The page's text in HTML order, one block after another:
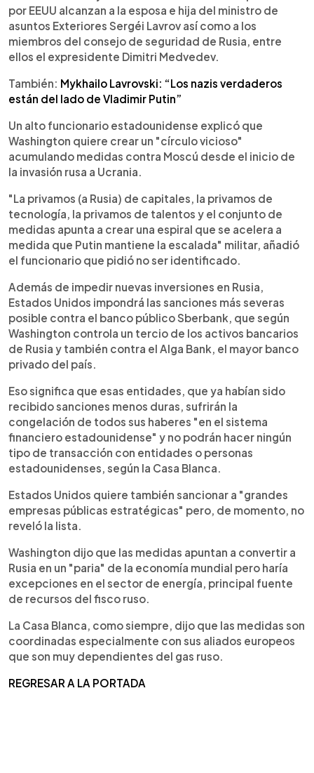
por EEUU alcanzan a la esposa e hija del ministro de
asuntos Exteriores Sergéi Lavrov así como a los
miembros del consejo de seguridad de Rusia, entre
ellos el expresidente Dimitri Medvedev.
También: Mykhailo Lavrovski: “Los nazis verdaderos
están del lado de Vladimir Putin”
Un alto funcionario estadounidense explicó que
Washington quiere crear un "círculo vicioso"
acumulando medidas contra Moscú desde el inicio de
la invasión rusa a Ucrania.
"La privamos (a Rusia) de capitales, la privamos de
tecnología, la privamos de talentos y el conjunto de
medidas apunta a crear una espiral que se acelera a
medida que Putin mantiene la escalada" militar, añadió
el funcionario que pidió no ser identificado.
Además de impedir nuevas inversiones en Rusia,
Estados Unidos impondrá las sanciones más severas
posible contra el banco público Sberbank, que según
Washington controla un tercio de los activos bancarios
de Rusia y también contra el Alga Bank, el mayor banco
privado del país.
Eso significa que esas entidades, que ya habían sido
recibido sanciones menos duras, sufrirán la
congelación de todos sus haberes "en el sistema
financiero estadounidense" y no podrán hacer ningún
tipo de transacción con entidades o personas
estadounidenses, según la Casa Blanca.
Estados Unidos quiere también sancionar a "grandes
empresas públicas estratégicas" pero, de momento, no
reveló la lista.
Washington dijo que las medidas apuntan a convertir a
Rusia en un "paria" de la economía mundial pero haría
excepciones en el sector de energía, principal fuente
de recursos del fisco ruso.
La Casa Blanca, como siempre, dijo que las medidas son
coordinadas especialmente con sus aliados europeos
que son muy dependientes del gas ruso.
REGRESAR A LA PORTADA